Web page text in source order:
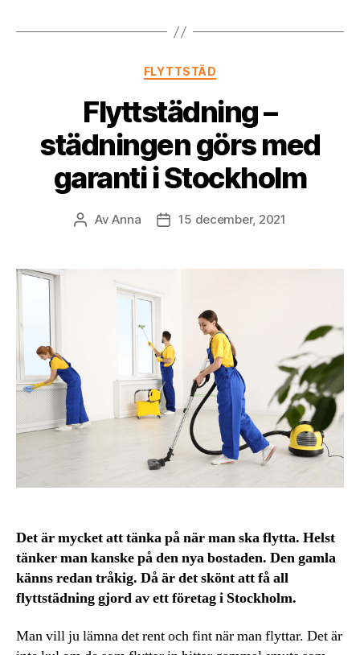
Kategorier
FLYTTSTÄD
Flyttstädning –
städningen görs med
garanti i Stockholm
Inläggsförfattare
AvAnna Inläggsdatum
15 december, 2021
Det är mycket att tänka på när man ska flytta. Helst
tänker man kanske på den nya bostaden. Den gamla
känns redan tråkig. Då är det skönt att få all
flyttstädning gjord av ett företag i Stockholm.
Man vill ju lämna det rent och fint när man flyttar. Det är